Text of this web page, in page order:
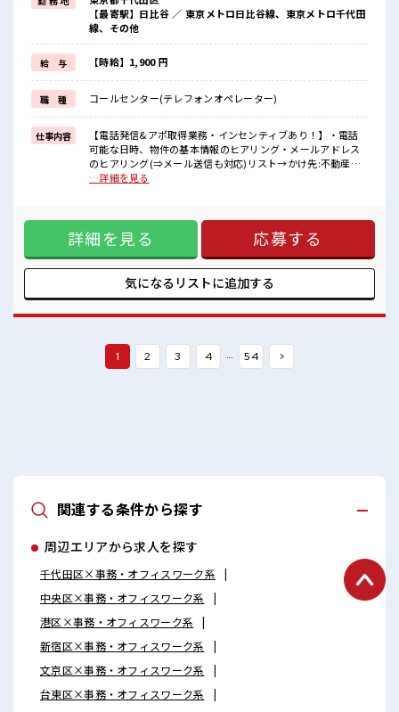
残業は月20時間未満で、
ほどよく稼げます♪
≪土日祝休のお仕事≫
家族や友人と一緒にプライベート満喫！
≪様々なお仕事をご提案≫
一人で悩まず気軽に相談できる、
派遣のお仕事です！
■職場の雰囲気
活気あふれる20代活躍中の職場です☆
休憩室完備でランチや休憩も充実しそう♪
ロッカーあり！
安心してお仕事に集中♪
【最寄駅】日比谷 ／ 東京メトロ日比谷線、東京メトロ千代田
線、その他
給 与 【時給】1,900 円
職 種 コールセンター(テレフォンオペレーター)
仕事内容
【電話発信&アポ取得業務・インセンティブあり！】・電話
可能な日時、物件の基本情報のヒアリング・メールアドレス
のヒアリング(⇒メール送信も対応)リスト→かけ先:不動産会
社、建設会社、リフォーム店など・トークスクリプトあり未
っとだけ…という方もOK！ ≪無理なくお給料に残業代を上乗
せ≫ 残業は月20時間未満で、 ほどよく稼げます♪ ≪土日祝休
のお仕事≫ 家族や友人と一緒にプライベート満喫！ ≪様々な
お仕事をご提案≫ 一人で悩まず気軽に相談できる、 派遣のお
仕事です！ ■職場の雰囲気 活気あふれる20代活躍中の職場で
す☆ 休憩室完備でランチや休憩も充実しそう♪ ロッカーあ
よ！
…詳細を見る
詳細を見る 応募する
気になるリストに追加する
1 2 3 4 … 54 >
関連する条件から探す
周辺エリアから求人を探す
千代田区×事務・オフィスワーク系
中央区×事務・オフィスワーク系
港区×事務・オフィスワーク系
新宿区×事務・オフィスワーク系
文京区×事務・オフィスワーク系
台東区×事務・オフィスワーク系